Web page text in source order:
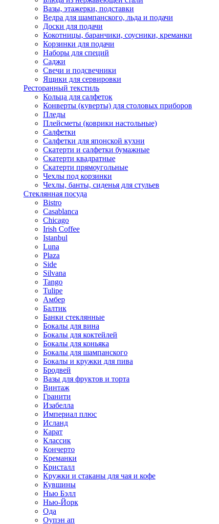
Вазы, этажерки, подставки
Ведра для шампанского, льда и подачи
Доски для подачи
Кокотницы, баранчики, соусники, креманки
Корзинки для подачи
Наборы для специй
Саджи
Свечи и подсвечники
Ящики для сервировки
Ресторанный текстиль
Кольца для салфеток
Конверты (куверты) для столовых приборов
Пледы
Плейсметы (коврики настольные)
Салфетки
Салфетки для японской кухни
Скатерти и салфетки бумажные
Скатерти квадратные
Скатерти прямоугольные
Чехлы под корзинки
Чехлы, банты, сиденья для стульев
Стеклянная посуда
Bistro
Casablanca
Chicago
Irish Coffee
Istanbul
Luna
Plaza
Side
Silvana
Tango
Tulipe
Амбер
Балтик
Банки стеклянные
Бокалы для вина
Бокалы для коктейлей
Бокалы для коньяка
Бокалы для шампанского
Бокалы и кружки для пива
Бродвей
Вазы для фруктов и торта
Винтаж
Гранити
Изабелла
Империал плюс
Исланд
Карат
Классик
Кончерто
Креманки
Кристалл
Кружки и стаканы для чая и кофе
Кувшины
Нью Бэлл
Нью-Йорк
Ода
Оупэн ап